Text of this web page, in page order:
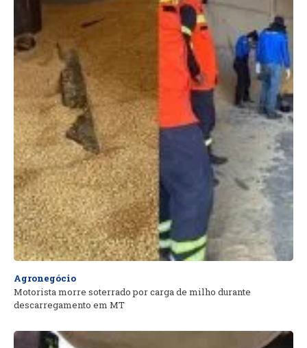
Agronegócio
Motorista morre soterrado por carga de milho durante
descarregamento em MT